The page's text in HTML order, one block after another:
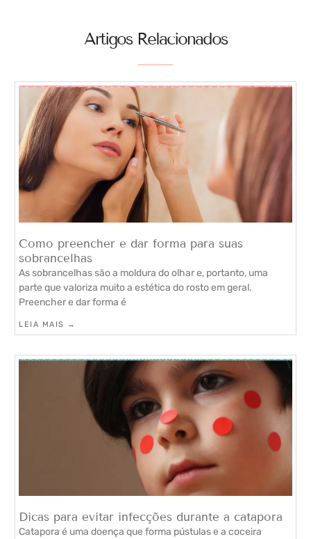
Artigos Relacionados
Como preencher e dar forma para suas
sobrancelhas
As sobrancelhas são a moldura do olhar e, portanto, uma
parte que valoriza muito a estética do rosto em geral.
Preencher e dar forma é
LEIA MAIS →
Dicas para evitar infecções durante a catapora
Catapora é uma doença que forma pústulas e a coceira